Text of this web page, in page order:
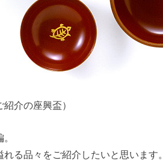
紹介の座興盃）
れる品々をご紹介したいと思います。